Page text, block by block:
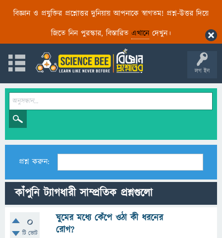
বিজ্ঞান ও প্রযুক্তির প্রশ্নোত্তর দুনিয়ায় আপনাকে স্বাগতম! প্রশ্ন-উত্তর দিয়ে
জিতে নিন পুরস্কার, বিস্তারিত এখানেদেখুন।
লগ ইন
প্রশ্ন করুন:
কাঁপুনি ট্যাগধারী সাম্প্রতিক প্রশ্নগুলো
0
টি ভোট
ঘুমের মধ্যে কেঁপে ওঠা কী ধরনের
রোগ?